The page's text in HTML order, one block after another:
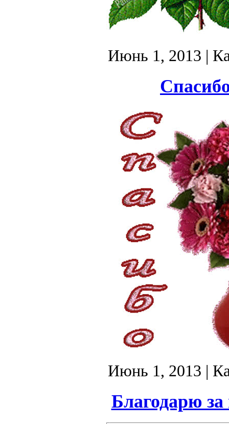
Июнь 1, 2013 |
Июнь 1, 2013 |
Благодарю за